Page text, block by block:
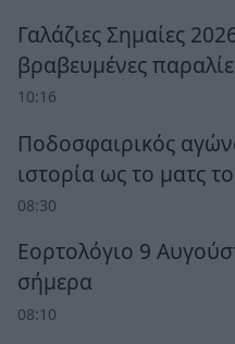
Γαλάζιες Σημαίες
βραβευμένες
10:16
Ποδοσφαιρικός
ιστορία ως το ματς
08:30
Εορτολόγιο 9
σήμερα
08:10